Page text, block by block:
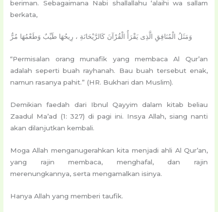
beriman. Sebagaimana Nabi shallallahu ‘alaihi wa sallam
berkata,
وَمَثَلُ الْمُنَافِقِ الَّذِى يَقْرَأُ الْقُرْآنَ كَالرَّيْحَانَةِ ، رِيحُهَا طَيِّبٌ وَطَعْمُهَا مُرٌّ
“Permisalan orang munafik yang membaca Al Qur’an
adalah seperti buah rayhanah. Bau buah tersebut enak,
namun rasanya pahit.” (HR. Bukhari dan Muslim).
Demikian faedah dari Ibnul Qayyim dalam kitab beliau
Zaadul Ma’ad (1: 327) di pagi ini. Insya Allah, siang nanti
akan dilanjutkan kembali.
Moga Allah menganugerahkan kita menjadi ahli Al Qur’an,
yang rajin membaca, menghafal, dan rajin
merenungkannya, serta mengamalkan isinya.
Hanya Allah yang memberi taufik.